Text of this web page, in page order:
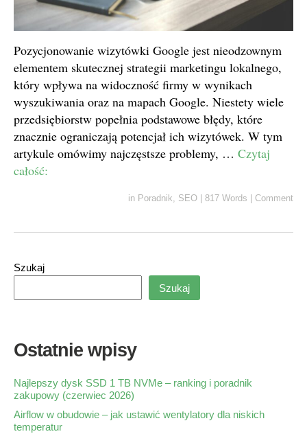
Pozycjonowanie wizytówki Google jest nieodzownym
elementem skutecznej strategii marketingu lokalnego,
który wpływa na widoczność firmy w wynikach
wyszukiwania oraz na mapach Google. Niestety wiele
przedsiębiorstw popełnia podstawowe błędy, które
znacznie ograniczają potencjał ich wizytówek. W tym
artykule omówimy najczęstsze problemy, … Czytaj
całość:
in Poradnik, SEO 817 Words Comment
Szukaj
Szukaj
Ostatnie wpisy
Najlepszy dysk SSD 1 TB NVMe – ranking i poradnik
zakupowy (czerwiec 2026)
Airflow w obudowie – jak ustawić wentylatory dla niskich
temperatur